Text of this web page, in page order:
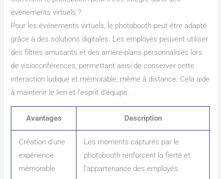
événements virtuels ?
Pour les événements virtuels, le photobooth peut être adapté
grâce à des solutions digitales. Les employés peuvent utiliser
des filtres amusants et des arrière-plans personnalisés lors
de visioconférences, permettant ainsi de conserver cette
interaction ludique et mémorable, même à distance. Cela aide
à maintenir le lien et l’esprit d’équipe.
Avantages Description
Création d’une
expérience
mémorable
Les moments capturés par le
photobooth renforcent la fierté et
l’appartenance des employés.